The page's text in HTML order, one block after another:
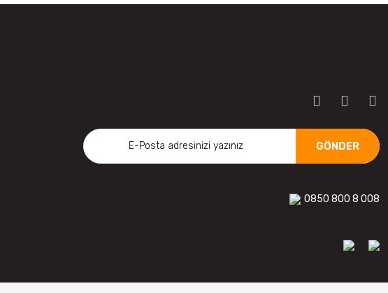
GÖNDER
0850 800 8 008